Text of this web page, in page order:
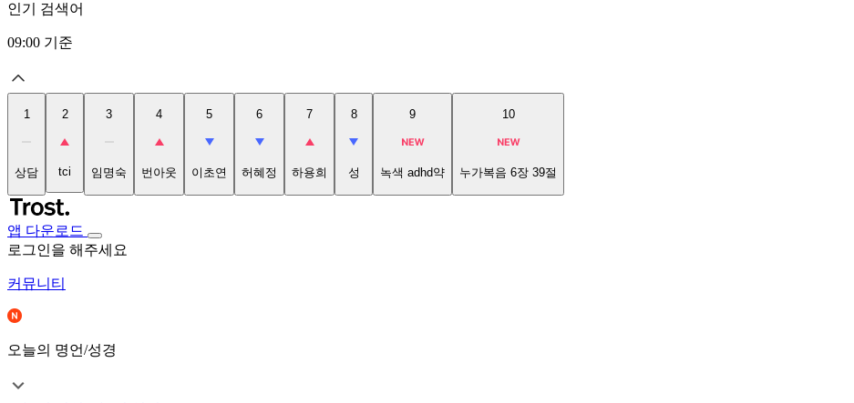
인기 검색어
09:00 기준
1
상담
2
tci
3
임명숙
4
번아웃
5
이초연
6
허혜정
7
하용희
8
성
9
녹색 adhd약
10
누가복음 6장 39절
앱 다운로드
로그인을 해주세요
커뮤니티
오늘의 명언/성경